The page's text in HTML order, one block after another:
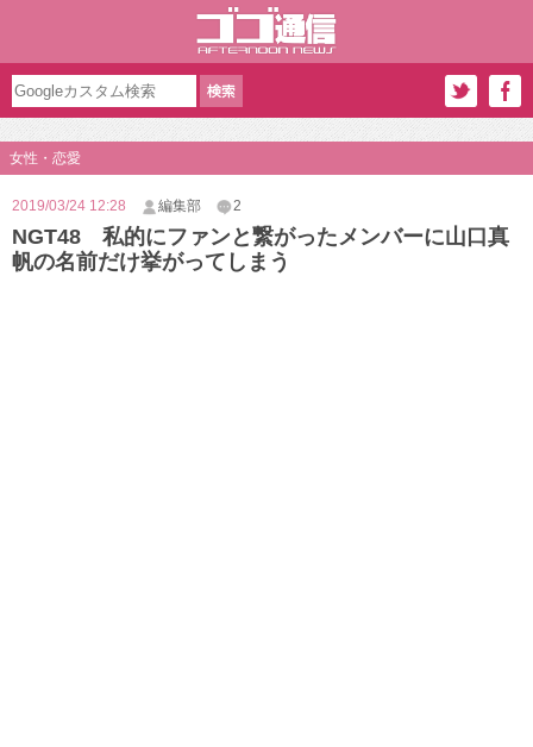
女性・恋愛
2019/03/24 12:28 編集部 2
NGT48 私的にファンと繋がったメンバーに山口真
帆の名前だけ挙がってしまう